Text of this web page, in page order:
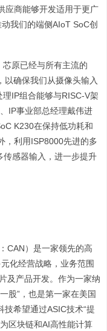
应商能够开发适用于更广
我们的端侧AIoT SoC创
原已经与所有主流的
以确保我们从摄像头输入
IP组合能够与RISC-V架
IP事业部总经理戴伟进
K230在保持低功耗和
，利用ISP8000先进的多
感器输入，进一步提升
CAN）是一家领先的高
化经营战略，业务范围
及产品开发。作为一家纳
股”，也是第一家在美国
希望通过ASIC技术“提
区块链和AI高性能计算